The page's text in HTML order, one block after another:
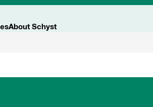
About Schyst